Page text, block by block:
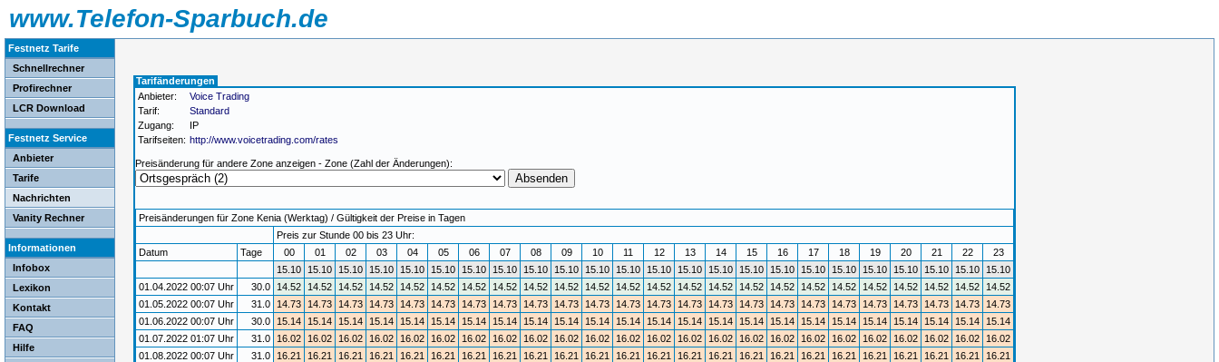
www.Telefon-Sparbuch.de
Festnetz Tarife
Schnellrechner
Profirechner
LCR Download
Festnetz Service
Anbieter
Tarife
Nachrichten
Vanity Rechner
Informationen
Infobox
Lexikon
Kontakt
FAQ
Hilfe
Tarifänderungen
Anbieter:
Voice Trading
Tarif:
Standard
Zugang:
IP
Tarifseiten: http://www.voicetrading.com/rates
Preisänderung für andere Zone anzeigen - Zone (Zahl der Änderungen):
Preisänderungen für Zone Kenia (Werktag) / Gültigkeit der Preise in Tagen
Preis zur Stunde 00 bis 23 Uhr:
Datum
Tage 00 01 02 03 04 05 06 07 08 09 10 11 12 13 14 15 16 17 18 19 20 21 22
23
15.10
15.10 15.10 15.10 15.10 15.10 15.10 15.10 15.10 15.10 15.10 15.10 15.10 15.10 15.10 15.10 15.10 15.10 15.10 15.10 15.10 15.10 15.10
15.10
01.04.2022 00:07 Uhr
30.0 14.52 14.52 14.52 14.52 14.52 14.52 14.52 14.52 14.52 14.52 14.52 14.52 14.52 14.52 14.52 14.52 14.52 14.52 14.52 14.52 14.52 14.52 14.52
14.52
01.05.2022 00:07 Uhr
31.0 14.73 14.73 14.73 14.73 14.73 14.73 14.73 14.73 14.73 14.73 14.73 14.73 14.73 14.73 14.73 14.73 14.73 14.73 14.73 14.73 14.73 14.73 14.73
14.73
01.06.2022 00:07 Uhr
30.0 15.14 15.14 15.14 15.14 15.14 15.14 15.14 15.14 15.14 15.14 15.14 15.14 15.14 15.14 15.14 15.14 15.14 15.14 15.14 15.14 15.14 15.14 15.14
15.14
01.07.2022 01:07 Uhr
31.0 16.02 16.02 16.02 16.02 16.02 16.02 16.02 16.02 16.02 16.02 16.02 16.02 16.02 16.02 16.02 16.02 16.02 16.02 16.02 16.02 16.02 16.02 16.02
16.02
01.08.2022 00:07 Uhr
31.0 16.21 16.21 16.21 16.21 16.21 16.21 16.21 16.21 16.21 16.21 16.21 16.21 16.21 16.21 16.21 16.21 16.21 16.21 16.21 16.21 16.21 16.21 16.21
16.21